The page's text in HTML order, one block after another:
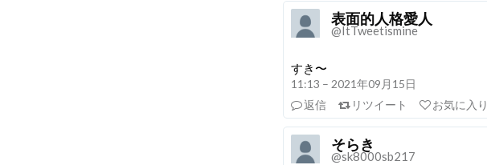
表面的人格愛人
@ItTweetismine
すき〜
11:13 – 2021年09月15日
返信
リツイート お気に入り
そらき
@sk8000sb217